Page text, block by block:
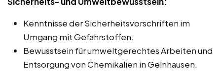
Kenntnisse der Sicherheitsvorschriften im
Umgang mit Gefahrstoffen.
Bewusstsein für umweltgerechtes Arbeiten und
Entsorgung von Chemikalien in Gelnhausen.